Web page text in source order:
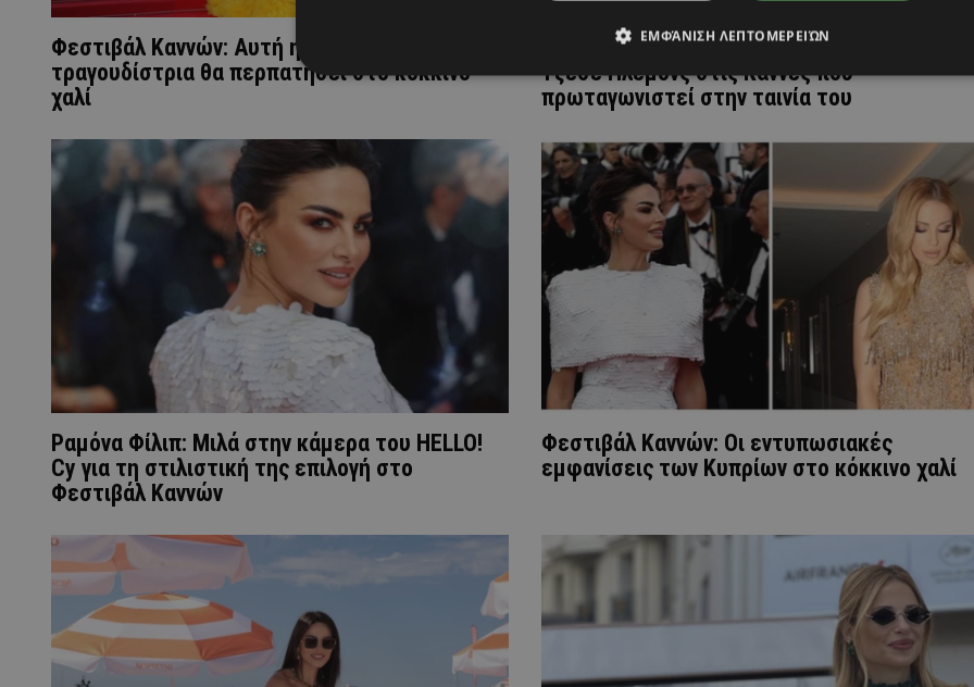
Φεστιβάλ Καννών: Αυτή η γνωστή Κύπρια
τραγουδίστρια θα περπατήσει στο κόκκινο
χαλί
Γιώργος Λάνθιμος: Βραβείο ερμηνείας στον
Τζέσε Πλέμονς στις Κάννες που
πρωταγωνιστεί στην ταινία του
Ραμόνα Φίλιπ: Μιλά στην κάμερα του HELLO!
Cy για τη στιλιστική της επιλογή στο
Φεστιβάλ Καννών
Φεστιβάλ Καννών: Οι εντυπωσιακές
εμφανίσεις των Κυπρίων στο κόκκινο χαλί
ΕΜΦΆΝΙΣΗ ΛΕΠΤΟΜΕΡΕΙΏΝ